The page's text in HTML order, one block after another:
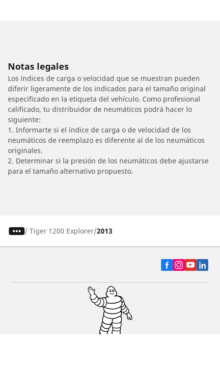
Notas legales
Los índices de carga o velocidad que se muestran pueden
diferir ligeramente de los indicados para el tamaño original
especificado en la etiqueta del vehículo. Como profesional
calificado, tu distribuidor de neumáticos podrá hacer lo
siguiente:
1. Informarte si el índice de carga o de velocidad de los
neumáticos de reemplazo es diferente al de los neumáticos
originales.
2. Determinar si la presión de los neumáticos debe ajustarse
para el tamaño alternativo propuesto.
/ Tiger 1200 Explorer 2013